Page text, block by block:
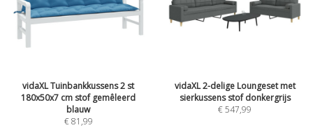
vidaXL Tuinbankkussens 2 st
180x50x7 cm stof gemêleerd
blauw
€ 81,99
vidaXL 2-delige Loungeset met
sierkussens stof donkergrijs
€ 547,99